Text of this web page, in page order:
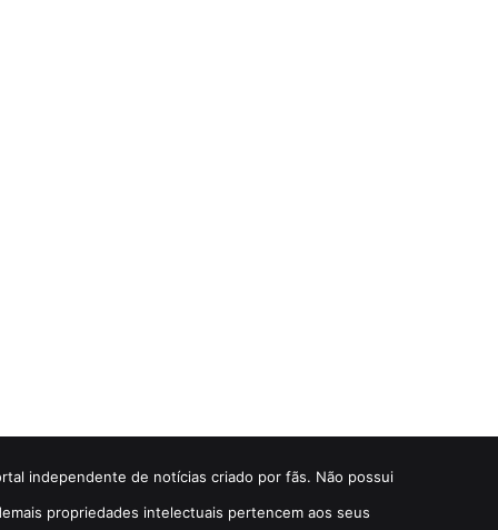
independente de notícias criado por fãs. Não possui
propriedades intelectuais pertencem aos seus